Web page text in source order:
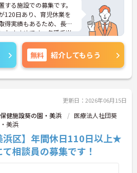
る施設での募集です。
120日あり、育児休業を
得実績もあるため、長期
おすすめです。各種手当
味のある方には面接のポ
お気軽にお問い合わせ
無料 紹介してもらう
更新日：2026年06月15日
健施設葵の園・美浜
医療法人社団葵
美浜
浜区】年間休日110日以上★
相談員の募集です！